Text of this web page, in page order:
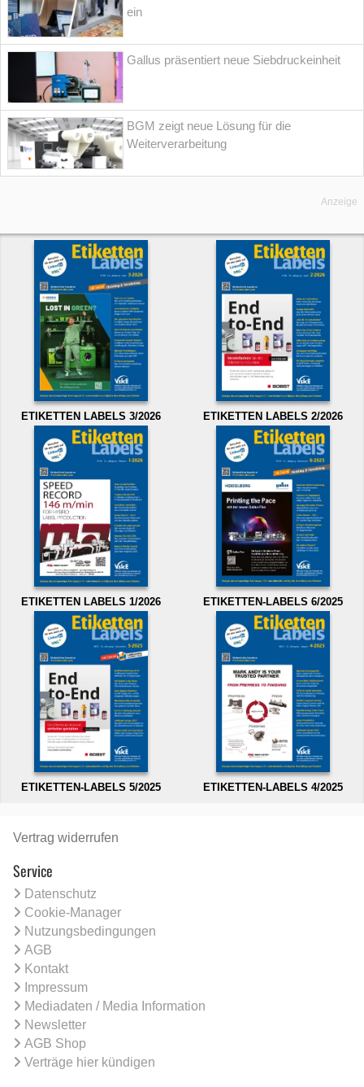
ein
Gallus präsentiert neue Siebdruckeinheit
BGM zeigt neue Lösung für die
Weiterverarbeitung
Anzeige
ETIKETTEN LABELS 3/2026 ETIKETTEN LABELS 2/2026
ETIKETTEN LABELS 1/2026 ETIKETTEN-LABELS 6/2025
ETIKETTEN-LABELS 5/2025 ETIKETTEN-LABELS 4/2025
Vertrag widerrufen
Service
Datenschutz
Cookie-Manager
Nutzungsbedingungen
AGB
Kontakt
Impressum
Mediadaten / Media Information
Newsletter
AGB Shop
Verträge hier kündigen